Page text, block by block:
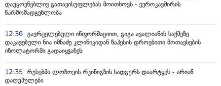
დაუყოვნებლივ გათავისუფლებას მოითხოვს - ევროკავშირის
წარმომადგენლობა
12:36 გავრცელებული ინფორმაციით, გიგა ავალიანის საქმეზე
დაკავებული ნია იმნაძე კლინიკიდან ზაჰესის დროებითი მოთავსების
იზოლატორში გადაიყვანეს
12:35 რუსებმა ლოზოვის რკინიგზის სადგურს დაარტყეს - არიან
დაღუპულები